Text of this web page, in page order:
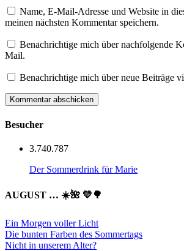
Name, E-Mail-Adresse und Website in
meinen nächsten Kommentar speichern.
Benachrichtige mich über nachfolgende
Mail.
Benachrichtige mich über neue Beiträge
Besucher
3.740.787
Der Sommerdrink für Marie
AUGUST … ☀️🌺 💛🌳
Ein Morgen voller Licht
Die bunten Farben des Sommertags
Nicht in unserem Alter?